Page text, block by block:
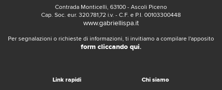
Contrada Monticelli, 63100 - Ascoli Piceno
Cap. Soc. eur. 320.781,72 i.v. - C.F. e P.I. 00103300448
www.gabriellispa.it
Per segnalazioni o richieste di informazioni, ti invitiamo a compilare l'apposito
form cliccando qui.
Link rapidi Chi siamo